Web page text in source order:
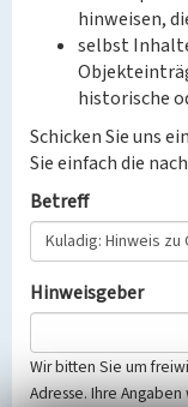
hinweisen,
selbst
historische
Schicken Sie uns
Sie einfach die
Betreff
Hinweisgeber
Wir bitten Sie um
Adresse. Ihre